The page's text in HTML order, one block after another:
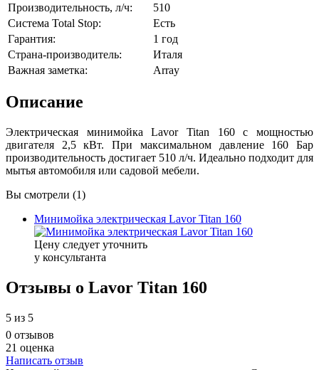
Производительность, л/ч:
510
Система Total Stop:
Есть
Гарантия:
1 год
Страна-производитель:
Италя
Важная заметка:
Array
Описание
Электрическая минимойка Lavor Titan 160 с мощностью
двигателя 2,5 кВт. При максимальном давление 160 Бар
производительность достигает 510 л/ч. Идеально подходит для
мытья автомобиля или садовой мебели.
Вы смотрели (1)
Минимойка электрическая Lavor Titan 160
Цену следует уточнить
у консультанта
Отзывы о Lavor Titan 160
5 из 5
0 отзывов
21 оценка
Написать отзыв